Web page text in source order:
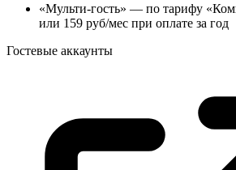
«Мульти-гость» — по тарифу
или 159 руб/мес при оплате за год
Гостевые аккаунты